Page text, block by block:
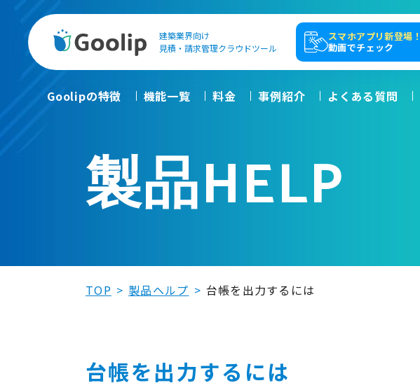
建築業界向け
見積・請求管理クラウドツール
スマホアプリ新登場！
動画でチェック
Goolipの特徴 機能一覧 料金 事例紹介 よくある質問
製品HELP
TOP 製品ヘルプ 台帳を出力するには
台帳を出力するには